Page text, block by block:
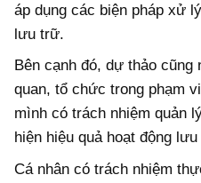
áp dụng các biện pháp xử
lưu trữ.
Bên cạnh đó, dự thảo
quan, tổ chức trong phạm
mình có trách nhiệm quản
hiện hiệu quả hoạt động
Cá nhân có trách nhiệm